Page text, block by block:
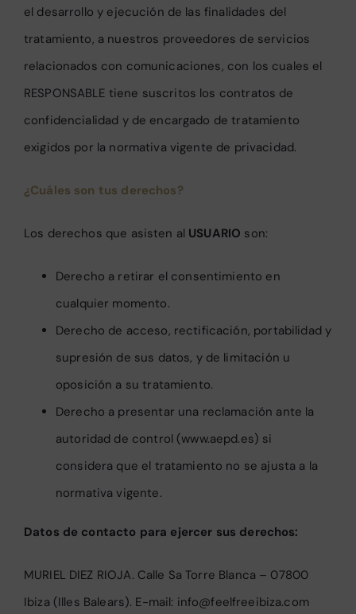
el desarrollo y ejecución de las finalidades del
tratamiento, a nuestros proveedores de servicios
relacionados con comunicaciones, con los cuales el
RESPONSABLE tiene suscritos los contratos de
confidencialidad y de encargado de tratamiento
exigidos por la normativa vigente de privacidad.
¿Cuáles son tus derechos?
Los derechos que asisten al USUARIO son:
Derecho a retirar el consentimiento en
cualquier momento.
Derecho de acceso, rectificación, portabilidad y
supresión de sus datos, y de limitación u
oposición a su tratamiento.
Derecho a presentar una reclamación ante la
autoridad de control (www.aepd.es) si
considera que el tratamiento no se ajusta a la
normativa vigente.
Datos de contacto para ejercer sus derechos:
MURIEL DIEZ RIOJA. Calle Sa Torre Blanca – 07800
Ibiza (Illes Balears). E-mail: info@feelfreeibiza.com